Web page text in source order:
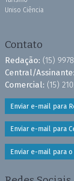
Uniso Ciência
Contato
Redação: (15)
Central/Assinante:
Comercial: (15)
Enviar e-mail para
Enviar e-mail para
Enviar e-mail para